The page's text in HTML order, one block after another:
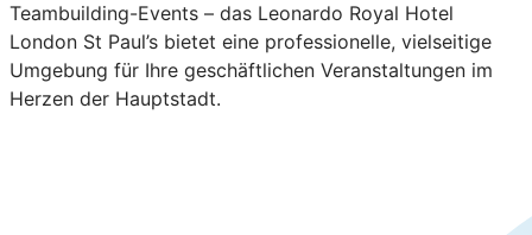
Teambuilding-Events – das Leonardo Royal Hotel
London St Paul’s bietet eine professionelle, vielseitige
Umgebung für Ihre geschäftlichen Veranstaltungen im
Herzen der Hauptstadt.